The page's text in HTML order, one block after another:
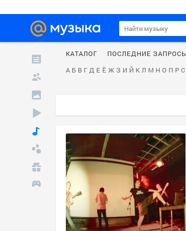
КАТАЛОГ
ПОСЛЕДНИЕ
А Б В Г Д Е Ё Ж З И Й К Л М Н О П Р С